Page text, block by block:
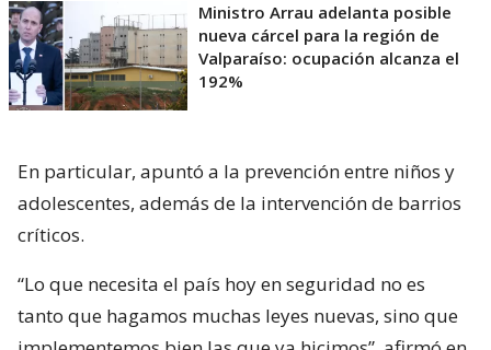
Ministro Arrau adelanta posible
nueva cárcel para la región de
Valparaíso: ocupación alcanza el
192%
En particular, apuntó a la prevención entre niños y
adolescentes, además de la intervención de barrios
críticos.
“Lo que necesita el país hoy en seguridad no es
tanto que hagamos muchas leyes nuevas, sino que